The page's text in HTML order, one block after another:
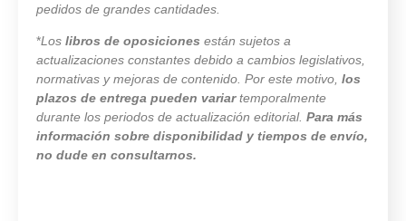
pedidos de grandes cantidades.
*Los libros de oposiciones están sujetos a
actualizaciones constantes debido a cambios legislativos,
normativas y mejoras de contenido. Por este motivo, los
plazos de entrega pueden variartemporalmente
durante los periodos de actualización editorial. Para más
información sobre disponibilidad y tiempos de envío,
no dude en consultarnos.